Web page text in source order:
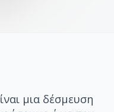
μια δέσμευση